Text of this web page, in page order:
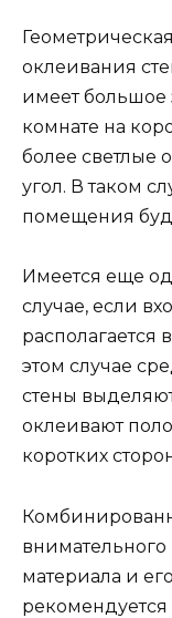
оклеивания
имеет большое
комнате на
более светлые
угол. В таком
помещения
Имеется еще
случае, если
располагается
этом случае
стены
оклеивают
коротких
материала и
рекомендуется